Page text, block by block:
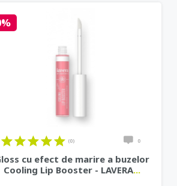
(0) 0
cu efect de marire a buzelor
Cooling Lip Booster - LAVERA...